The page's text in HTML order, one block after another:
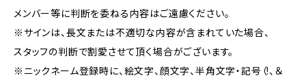
メンバー等に判断を委ねる内容はご遠慮ください。
※サインは、長文または不適切な内容が含まれていた場合、
スタッフの判断で割愛させて頂く場合がございます。
※ニックネーム登録時に、絵文字、顔文字、半角文字・記号（!、＆